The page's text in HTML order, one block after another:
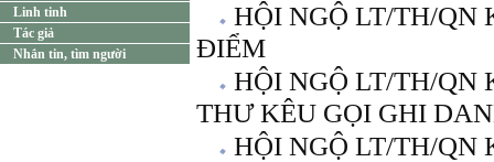
Linh tinh
Tác giả
Nhắn tin, tìm người
HỘI NGỘ LT/TH/QN
ĐIỂM
HỘI NGỘ LT/TH/QN
THƯ KÊU GỌI GHI
HỘI NGỘ LT/TH/QN